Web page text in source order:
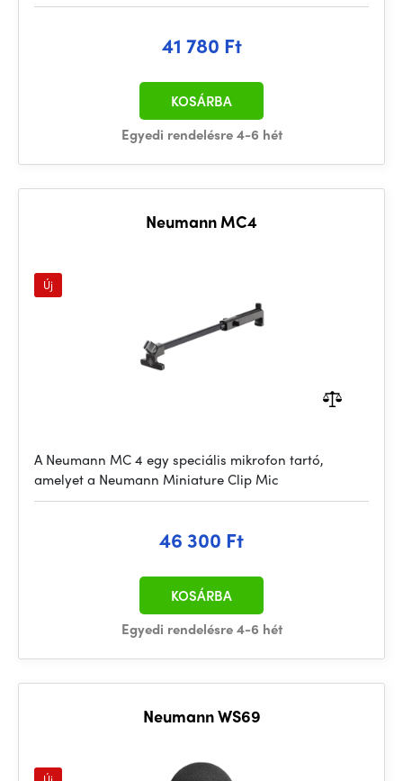
41 780 Ft
Egyedi rendelésre 4-6 hét
KOSÁRBA
Neumann MC4
Új
A Neumann MC 4 egy speciális mikrofon tartó,
amelyet a Neumann Miniature Clip Mic
46 300 Ft
Egyedi rendelésre 4-6 hét
KOSÁRBA
Neumann WS69